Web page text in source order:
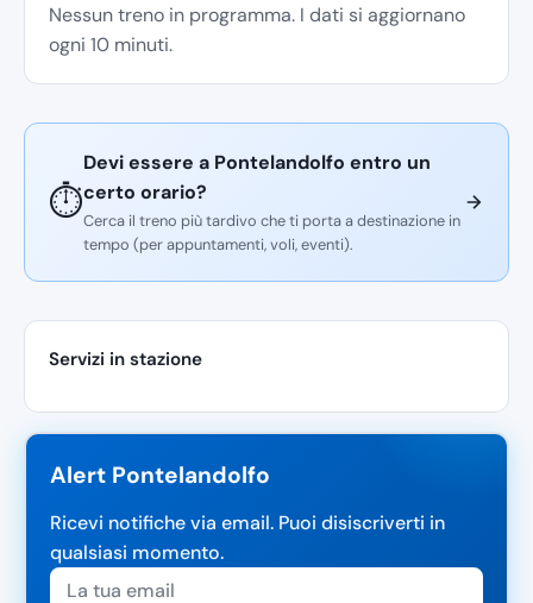
Nessun treno in programma. I dati si aggiornano
ogni 10 minuti.
⏱️
Devi essere a Pontelandolfo entro un
certo orario?
Cerca il treno più tardivo che ti porta a destinazione in
tempo (per appuntamenti, voli, eventi).
Servizi in stazione
Alert Pontelandolfo
Ricevi notifiche via email. Puoi disiscriverti in
qualsiasi momento.